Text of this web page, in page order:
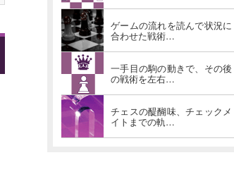
ゲームの流れを読んで状況に
合わせた戦術…
一手目の駒の動きで、その後
の戦術を左右…
チェスの醍醐味、チェックメ
イトまでの軌…